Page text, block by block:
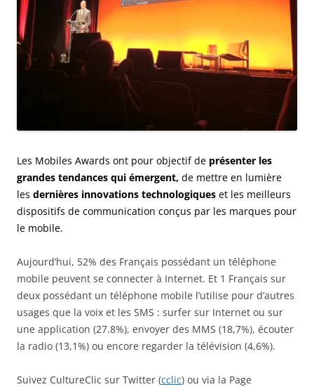
Les Mobiles Awards ont pour objectif de présenter les
grandes tendances qui émergent, de mettre en lumière
les dernières innovations technologiques et les meilleurs
dispositifs de communication conçus par les marques pour
le mobile.
Aujourd’hui, 52% des Français possédant un téléphone
mobile peuvent se connecter à Internet. Et 1 Français sur
deux possédant un téléphone mobile l’utilise pour d’autres
usages que la voix et les SMS : surfer sur Internet ou sur
une application (27.8%), envoyer des MMS (18,7%), écouter
la radio (13,1%) ou encore regarder la télévision (4,6%).
Suivez CultureClic sur Twitter (cclic) ou via la Page